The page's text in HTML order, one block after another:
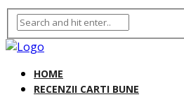
HOME
RECENZII CARTI BUNE